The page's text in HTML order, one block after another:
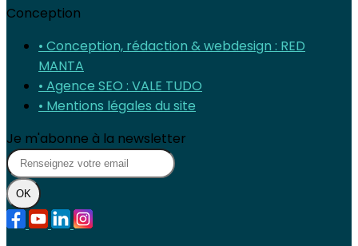
Conception
• Conception, rédaction & webdesign : RED
MANTA
• Agence SEO : VALE TUDO
• Mentions légales du site
Je m'abonne à la newsletter
OK